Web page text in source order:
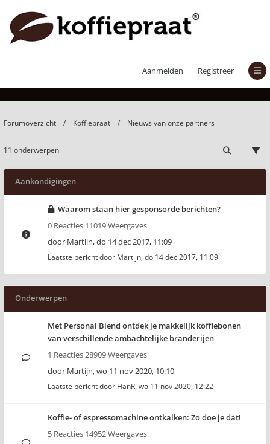
Aanmelden Registreer
Nieuws van onze partners
Forumoverzicht Koffiepraat Nieuws van onze partners
11 onderwerpen
Aankondigingen
Waarom staan hier gesponsorde berichten?
0 Reacties 11019 Weergaves
door Martijn,do 14 dec 2017, 11:09
Laatste bericht door Martijn, do 14 dec 2017, 11:09
Onderwerpen
Met Personal Blend ontdek je makkelijk koffiebonen
van verschillende ambachtelijke branderijen
1 Reacties 28909 Weergaves
door Martijn,wo 11 nov 2020, 10:10
Laatste bericht door HanR, wo 11 nov 2020, 12:22
Koffie- of espressomachine ontkalken: Zo doe je dat!
5 Reacties 14952 Weergaves